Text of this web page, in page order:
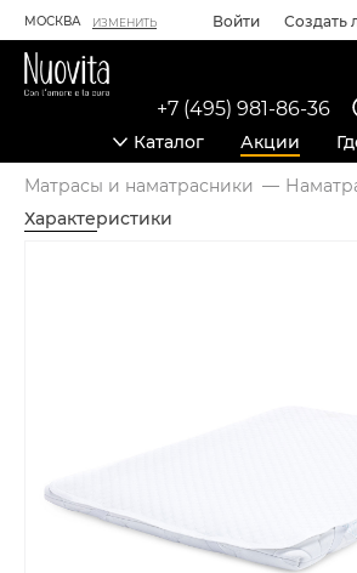
МОСКВА ИЗМЕНИТЬ Войти Создать
Каталог Акции
+7 (495) 981-86-36
Матрасы и наматрасники
Характеристики